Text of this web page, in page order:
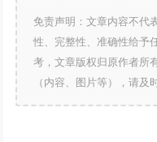
免责声明：文章内容不代
性、完整性、准确性给予
考，文章版权归原作者所
（内容、图片等），请及